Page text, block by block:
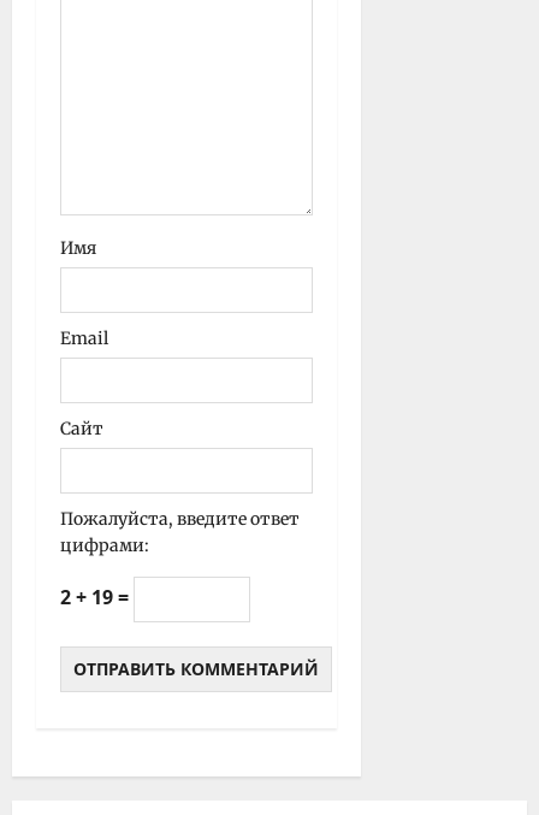
Имя
Email
Сайт
Пожалуйста, введите ответ
цифрами:
2 + 19 =